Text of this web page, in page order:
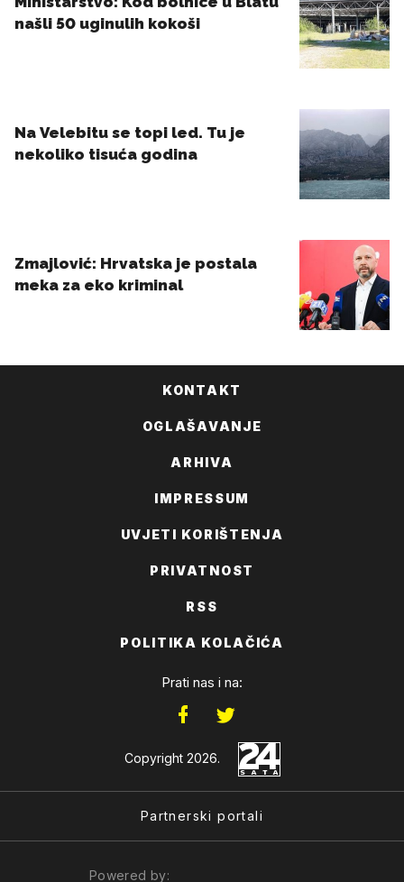
KONTAKT
OGLAŠAVANJE
ARHIVA
IMPRESSUM
UVJETI KORIŠTENJA
PRIVATNOST
RSS
POLITIKA KOLAČIĆA
Prati nas i na:
Copyright 2026.
Partnerski portali
Powered by: